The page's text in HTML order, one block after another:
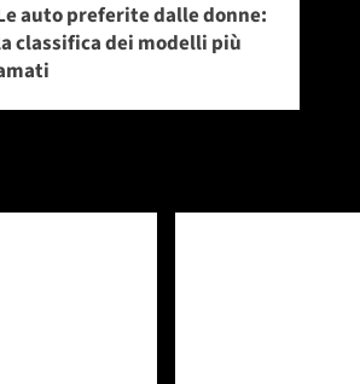
auto preferite dalle donne:
classifica dei modelli più